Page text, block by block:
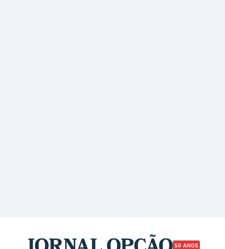
50 ANOS